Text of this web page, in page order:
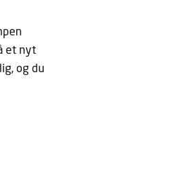
et nyt
og du